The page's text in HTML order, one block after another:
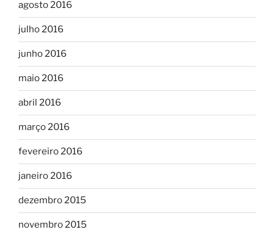
agosto 2016
julho 2016
junho 2016
maio 2016
abril 2016
março 2016
fevereiro 2016
janeiro 2016
dezembro 2015
novembro 2015